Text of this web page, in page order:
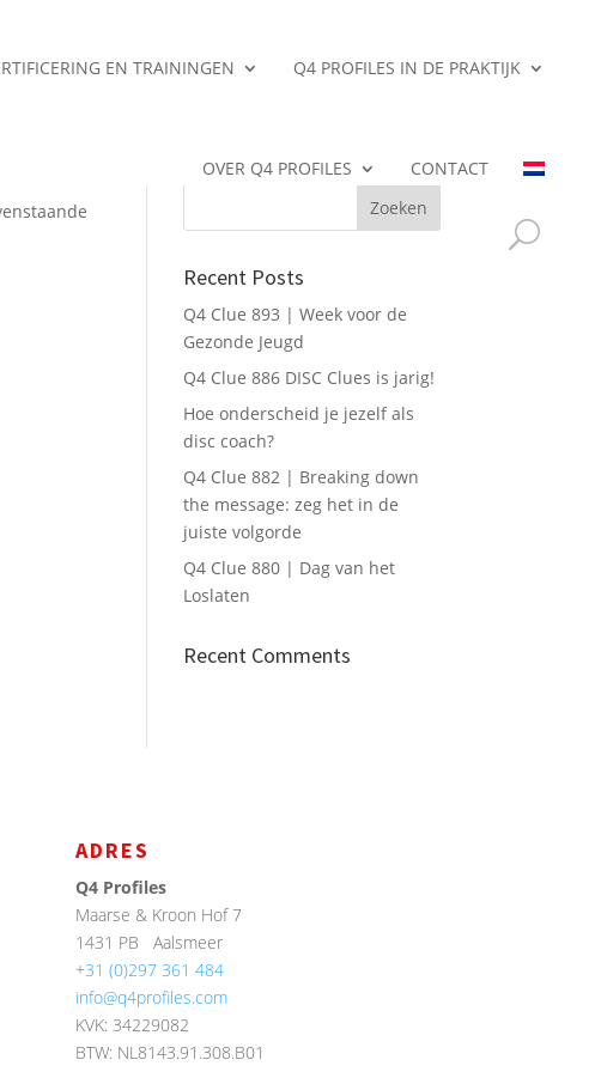
EN TRAININGEN Q4 PROFILES IN DE PRAKTIJK
OVER Q4 PROFILES CONTACT
Search
Recent Posts
Q4 Clue 893 | Week voor de
Gezonde Jeugd
Q4 Clue 886 DISC Clues is jarig!
Hoe onderscheid je jezelf als
disc coach?
Q4 Clue 882 | Breaking down
the message: zeg het in de
juiste volgorde
Q4 Clue 880 | Dag van het
Loslaten
Recent Comments
ADRES
Q4 Profiles
Maarse & Kroon Hof 7
1431 PB
Aalsmeer
+31 (0)297 361 484
info@q4profiles.com
KVK: 34229082
BTW: NL8143.91.308.B01